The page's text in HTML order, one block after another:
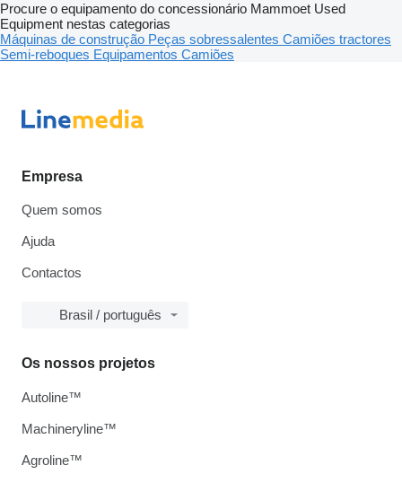
Procure o equipamento do concessionário Mammoet Used
Equipment nestas categorias
Máquinas de construção Peças sobressalentes Camiões tractores
Semi-reboques Equipamentos Camiões
Empresa
Quem somos
Ajuda
Contactos
Brasil / português
Os nossos projetos
Autoline™
Machineryline™
Agroline™